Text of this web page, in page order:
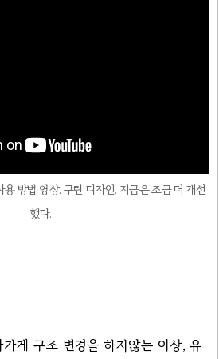
방법 영상. 구린 디자인. 지금은 조금 더 개선
했다.
게 구조 변경을 하지않는 이상, 유